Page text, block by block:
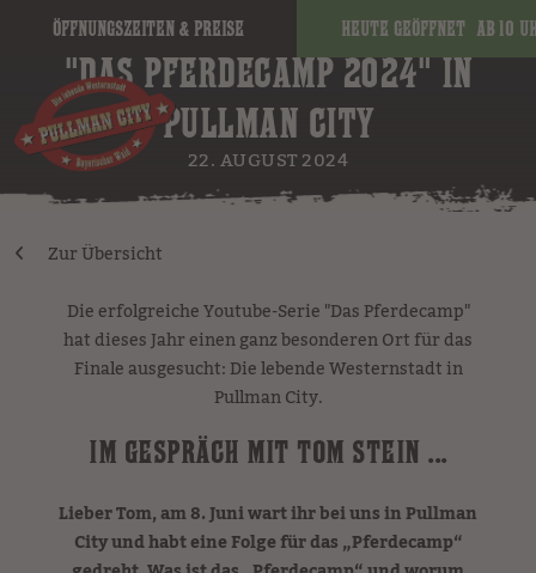
Öffnungszeiten & Preise Heute geöffnet ab 10
"DAS PFERDECAMP 2024" IN
PULLMAN CITY
22. AUGUST 2024
Zur Übersicht
Die erfolgreiche Youtube-Serie "Das Pferdecamp"
hat dieses Jahr einen ganz besonderen Ort für das
Finale ausgesucht: Die lebende Westernstadt in
Pullman City.
IM GESPRÄCH MIT TOM STEIN ...
Lieber Tom, am 8. Juni wart ihr bei uns in Pullman
City und habt eine Folge für das „Pferdecamp“